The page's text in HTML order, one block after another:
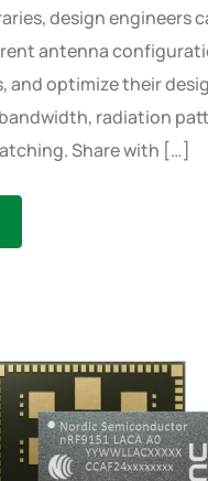
design engineers
antenna
and optimize their
radiation
Share with […]